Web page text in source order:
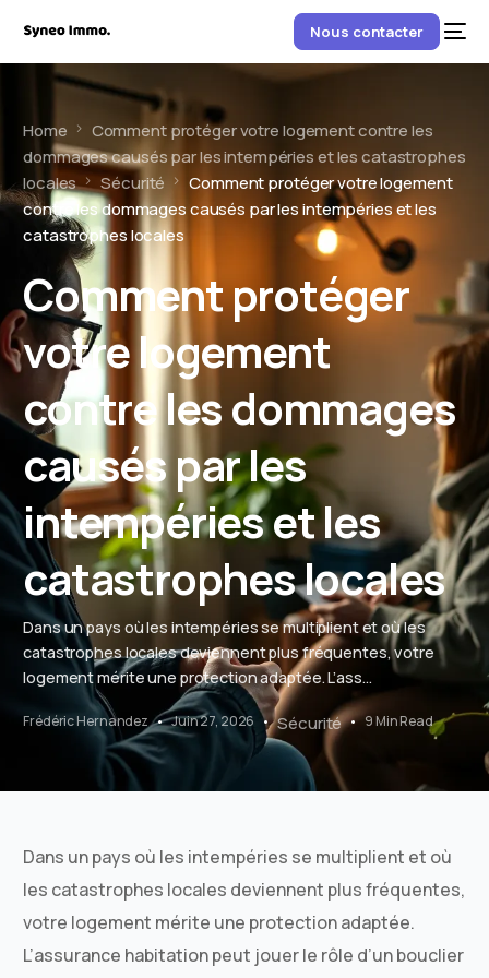
Nous contacter
Home
Comment protéger votre logement contre les
dommages causés par les intempéries et les catastrophes
locales
Sécurité
Comment protéger votre logement
contre les dommages causés par les intempéries et les
catastrophes locales
Comment protéger
votre logement
contre les dommages
causés par les
intempéries et les
catastrophes locales
Dans un pays où les intempéries se multiplient et où les
catastrophes locales deviennent plus fréquentes, votre
logement mérite une protection adaptée. L’ass...
Frédéric Hernandez Juin 27, 2026 Sécurité 9 Min Read
Dans un pays où les intempéries se multiplient et où
les catastrophes locales deviennent plus fréquentes,
votre logement mérite une protection adaptée.
L’assurance habitation peut jouer le rôle d’un bouclier